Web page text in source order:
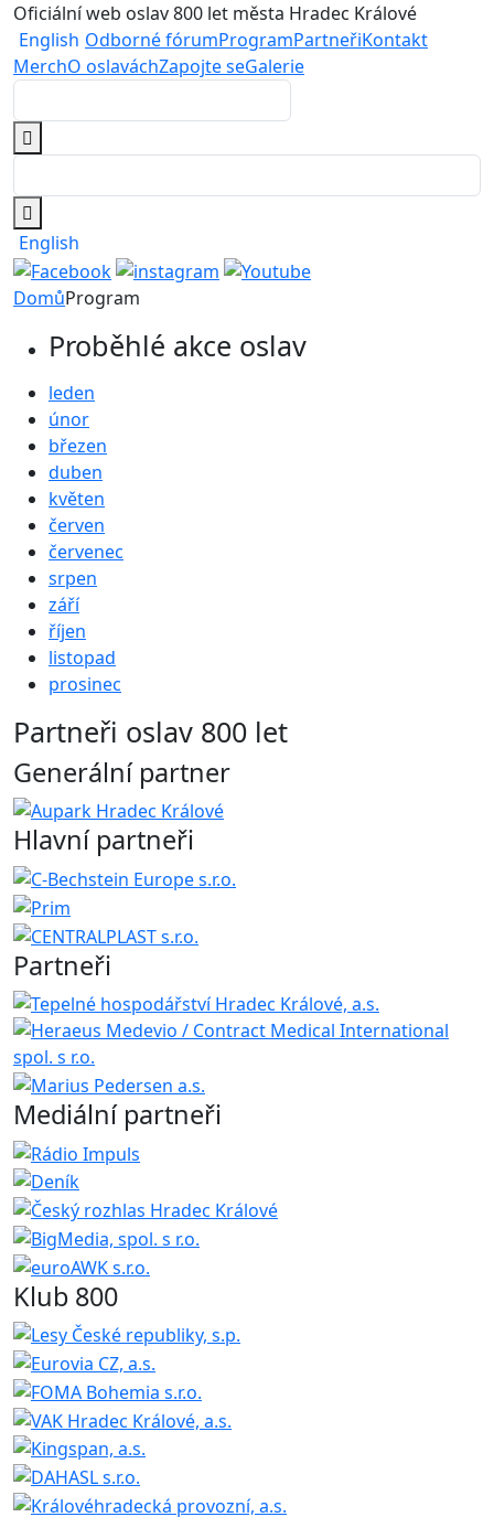
Oficiální web oslav 800 let města Hradec Králové
English Odborné fórumProgramPartneřiKontakt
MerchO oslaváchZapojte seGalerie
English
DomůProgram
Proběhlé akce oslav
leden
únor
březen
duben
květen
červen
červenec
srpen
září
říjen
listopad
prosinec
Partneři oslav 800 let
Generální partner
Hlavní partneři
Partneři
Mediální partneři
Klub 800